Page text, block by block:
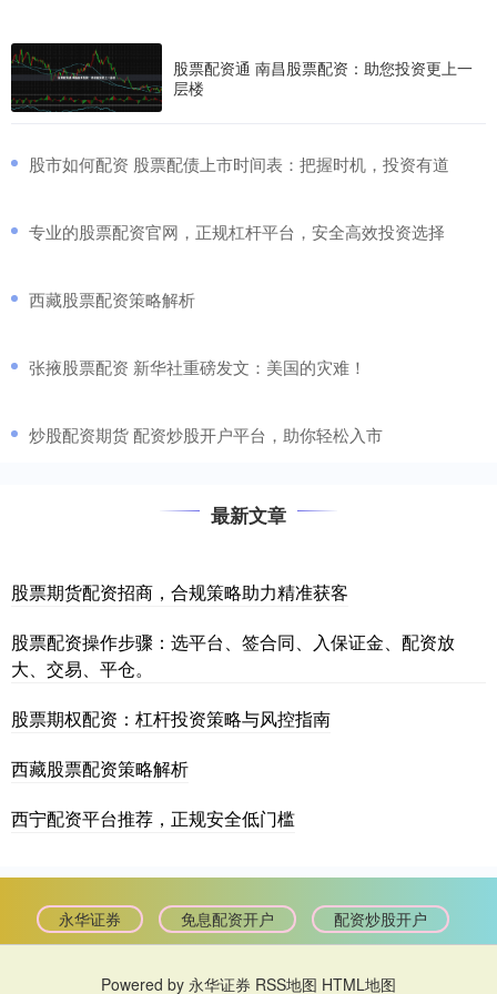
股票配资通 南昌股票配资：助您投资更上一
层楼
​股市如何配资 股票配债上市时间表：把握时机，投资有道
​专业的股票配资官网，正规杠杆平台，安全高效投资选择
​西藏股票配资策略解析
​张掖股票配资 新华社重磅发文：美国的灾难！
​炒股配资期货 配资炒股开户平台，助你轻松入市
最新文章
股票期货配资招商，合规策略助力精准获客
股票配资操作步骤：选平台、签合同、入保证金、配资放
大、交易、平仓。
股票期权配资：杠杆投资策略与风控指南
西藏股票配资策略解析
西宁配资平台推荐，正规安全低门槛
永华证券 免息配资开户 配资炒股开户
Powered by 永华证券 RSS地图 HTML地图